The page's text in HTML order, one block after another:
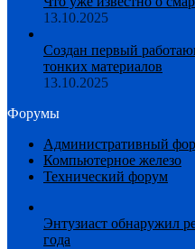
13.10.2025
Создан первый
тонких материалов
13.10.2025
Форумы
Административный
Компьютерное железо
Технический форум
Энтузиаст обнаружил
года